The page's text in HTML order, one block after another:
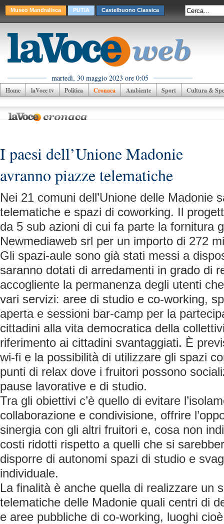
Museo Mandralisca PUTIA Castelbuono Classica
martedì, 30 maggio 2023 ore 0:05
Home laVoce tv Politica Cronaca Ambiente Sport Cultura &
I paesi dell’Unione Madonie
avranno piazze telematiche
Nei 21 comuni dell’Unione delle Madonie
telematiche e spazi di coworking. Il
da 5 sub azioni di cui fa parte la fornitura
Newmediaweb srl per un importo di 272
Gli spazi-aule sono già stati messi a
saranno dotati di arredamenti in grado di
accogliente la permanenza degli utenti
vari servizi: aree di studio e co-working,
aperta e sessioni bar-camp per la
cittadini alla vita democratica della
riferimento ai cittadini svantaggiati. È
wi-fi e la possibilità di utilizzare gli spazi
punti di relax dove i fruitori possono
pause lavorative e di studio.
Tra gli obiettivi c’è quello di evitare
collaborazione e condivisione, offrire
sinergia con gli altri fruitori e, cosa non
costi ridotti rispetto a quelli che si
disporre di autonomi spazi di studio e
individuale.
La finalità è anche quella di realizzare un
telematiche delle Madonie quali centri di
e aree pubbliche di co-working, luoghi